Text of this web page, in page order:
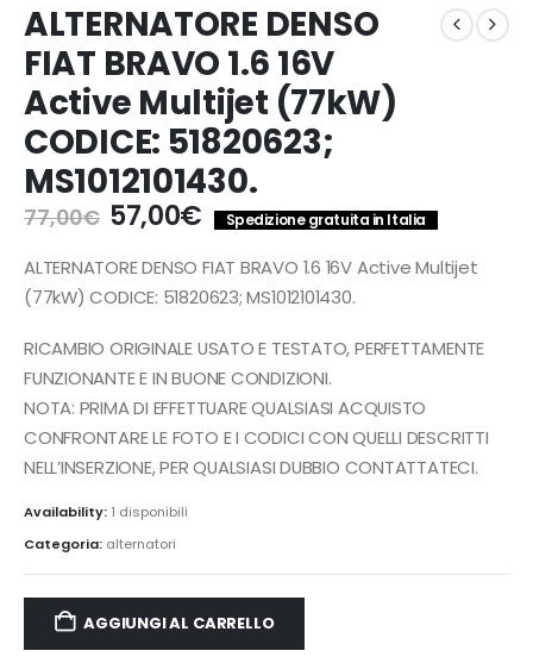
ALTERNATORE DENSO
FIAT BRAVO 1.6 16V
Active Multijet (77kW)
CODICE: 51820623;
MS1012101430.
77,00€ Il
prezzo
originale
era:
57,00€Il
prezzo
attuale
è:
Spedizione gratuita in Italia
ALTERNATORE DENSO FIAT BRAVO 1.6 16V Active Multijet
(77kW) CODICE: 51820623; MS1012101430.
RICAMBIO ORIGINALE USATO E TESTATO, PERFETTAMENTE
FUNZIONANTE E IN BUONE CONDIZIONI.
NOTA: PRIMA DI EFFETTUARE QUALSIASI ACQUISTO
CONFRONTARE LE FOTO E I CODICI CON QUELLI DESCRITTI
NELL’INSERZIONE, PER QUALSIASI DUBBIO CONTATTATECI.
Availability: 1 disponibili
Categoria: alternatori
AGGIUNGI AL CARRELLO